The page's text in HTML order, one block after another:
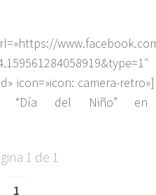
icon=»icon: camera-
“Día del Niño”
1 de 1
1